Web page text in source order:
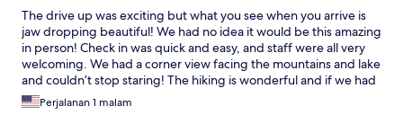
The drive up was exciting but what you see when you arrive is
jaw dropping beautiful! We had no idea it would be this amazing
in person! Check in was quick and easy, and staff were all very
welcoming. We had a corner view facing the mountains and lake
and couldn’t stop staring! The hiking is wonderful and if we had
been better prepared for the cold would have done a proper
hike. Dinner and breakfast were small but wonderful, ample
Perjalanan 1 malam